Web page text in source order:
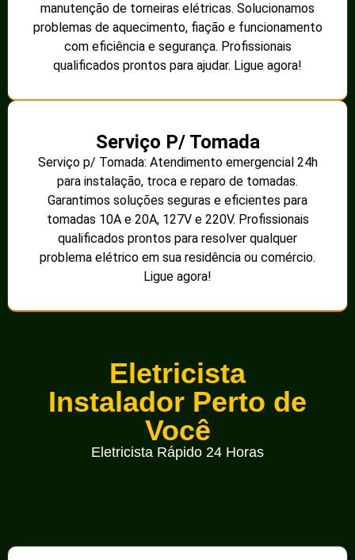
manutenção de torneiras elétricas. Solucionamos
problemas de aquecimento, fiação e funcionamento
com eficiência e segurança. Profissionais
qualificados prontos para ajudar. Ligue agora!
Serviço P/ Tomada
Serviço p/ Tomada: Atendimento emergencial 24h
para instalação, troca e reparo de tomadas.
Garantimos soluções seguras e eficientes para
tomadas 10A e 20A, 127V e 220V. Profissionais
qualificados prontos para resolver qualquer
problema elétrico em sua residência ou comércio.
Ligue agora!
Eletricista
Instalador Perto de
Você
Eletricista Rápido 24 Horas